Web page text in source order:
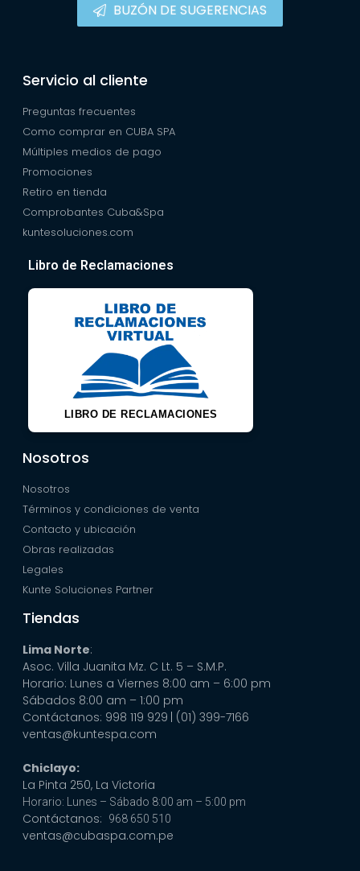
BUZÓN DE SUGERENCIAS
Servicio al cliente
Preguntas frecuentes
Como comprar en CUBA SPA
Múltiples medios de pago
Promociones
Retiro en tienda
Comprobantes Cuba&Spa
kuntesoluciones.com
Libro de Reclamaciones
LIBRO DE RECLAMACIONES
Nosotros
Nosotros
Términos y condiciones de venta
Contacto y ubicación
Obras realizadas
Legales
Kunte Soluciones Partner
Tiendas
Lima Norte:
Asoc. Villa Juanita Mz. C Lt. 5 – S.M.P.
Horario: Lunes a Viernes 8:00 am – 6:00 pm
Sábados 8:00 am – 1:00 pm
Contáctanos: 998 119 929 | (01) 399-7166
ventas@kuntespa.com
Chiclayo:
La Pinta 250, La Victoria
Horario: Lunes – Sábado 8:00 am – 5:00 pm
Contáctanos: 968 650 510
ventas@cubaspa.com.pe